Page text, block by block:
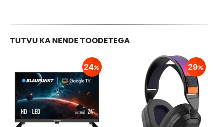
TUTVU KA NENDE TOODETEGA
24 29